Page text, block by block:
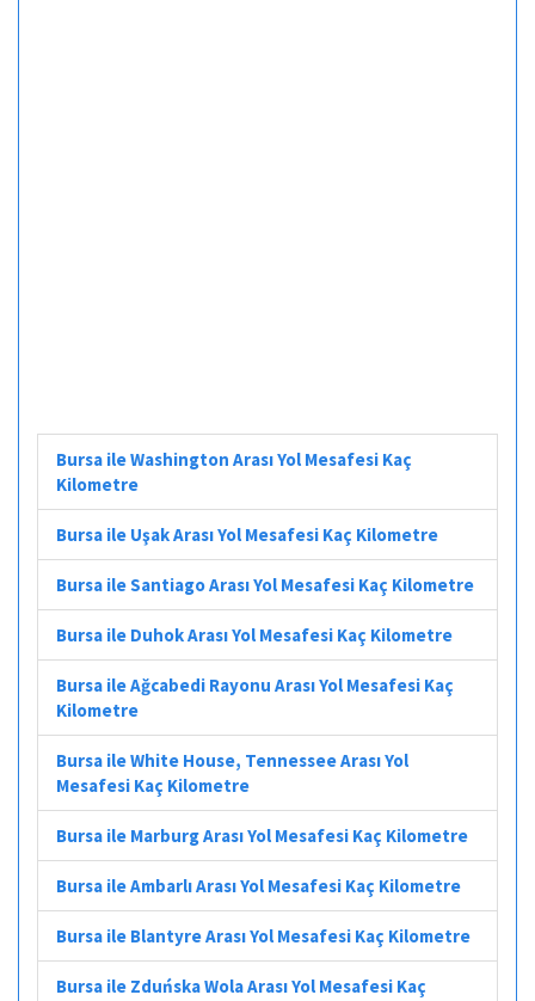
Bursa ile Washington Arası Yol Mesafesi Kaç
Kilometre
Bursa ile Uşak Arası Yol Mesafesi Kaç Kilometre
Bursa ile Santiago Arası Yol Mesafesi Kaç Kilometre
Bursa ile Duhok Arası Yol Mesafesi Kaç Kilometre
Bursa ile Ağcabedi Rayonu Arası Yol Mesafesi Kaç
Kilometre
Bursa ile White House, Tennessee Arası Yol
Mesafesi Kaç Kilometre
Bursa ile Marburg Arası Yol Mesafesi Kaç Kilometre
Bursa ile Ambarlı Arası Yol Mesafesi Kaç Kilometre
Bursa ile Blantyre Arası Yol Mesafesi Kaç Kilometre
Bursa ile Zduńska Wola Arası Yol Mesafesi Kaç